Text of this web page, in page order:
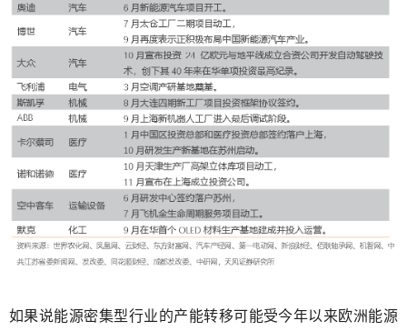
如果说能源密集型行业的产能转移可能受今年以来欧洲能源